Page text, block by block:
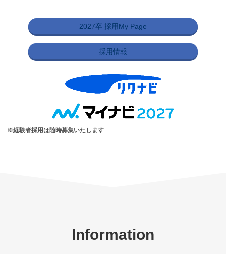
2027卒 採用My Page
採用情報
※経験者採用は随時募集いたします
Information